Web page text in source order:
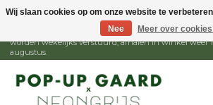
1 - 15 augustus is de winkel gesloten, webshop blijft
worden wekelijks verstuurd, afhalen in winkel weer
augustus.
Wij slaan cookies op om onze website te
Nee
Meer over cookies